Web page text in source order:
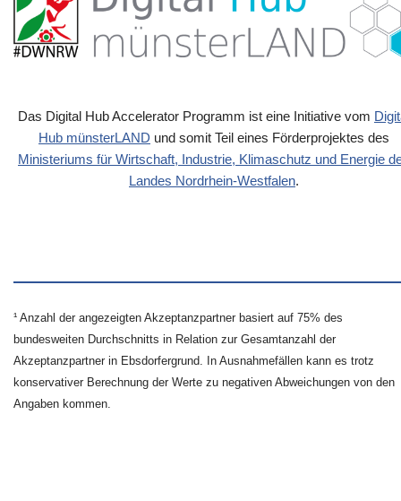
Das Digital Hub Accelerator Programm ist eine Initiative vom
Hub münsterLAND und somit Teil eines Förderprojektes des
Ministeriums für Wirtschaft, Industrie, Klimaschutz und Energie
Landes Nordrhein-Westfalen.
¹ Anzahl der angezeigten Akzeptanzpartner basiert auf 75% des
bundesweiten Durchschnitts in Relation zur Gesamtanzahl der
Akzeptanzpartner in Ebsdorfergrund. In Ausnahmefällen kann es trotz
konservativer Berechnung der Werte zu negativen Abweichungen von den
Angaben kommen.